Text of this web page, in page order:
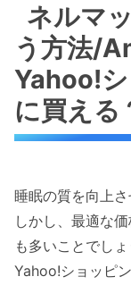
ネルマ
う方法/
Yahoo!
に買える
睡眠の質を向上
しかし、最適な
も多いことでし
Yahoo!ショッピ